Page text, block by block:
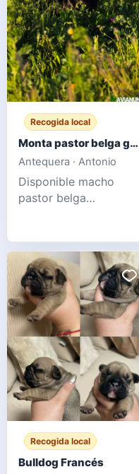
microchip. Crecieron
en una familia con
niños pequeños, les
encanta
Recogida local
Monta pastor belga groenendael
Antequera · Antonio
Disponible macho
pastor belga
morfología, carácter y
salud. 3 años de edad.
Mensaje para más
información.
WhatsApp 6
Recogida local
Bulldog Francés